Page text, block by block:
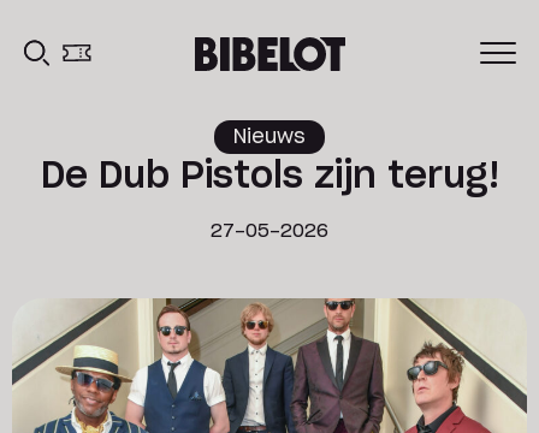
Nieuws
De Dub Pistols zijn terug!
27-05-2026